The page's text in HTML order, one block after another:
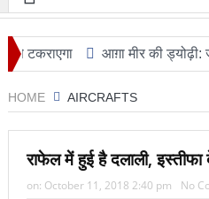
आग़ा मीर की ड्योढ़ी: जहाँ
HOME AIRCRAFTS
राफेल में हुई है दलाली, इस्तीफा
on: October 11, 2018 2:40 pm No